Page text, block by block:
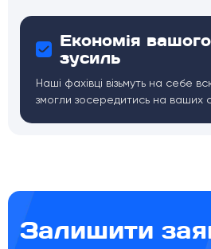
Економія
зусиль
Наші фахівці візьмуть на себе
змогли зосередитись на ваших
Залишити